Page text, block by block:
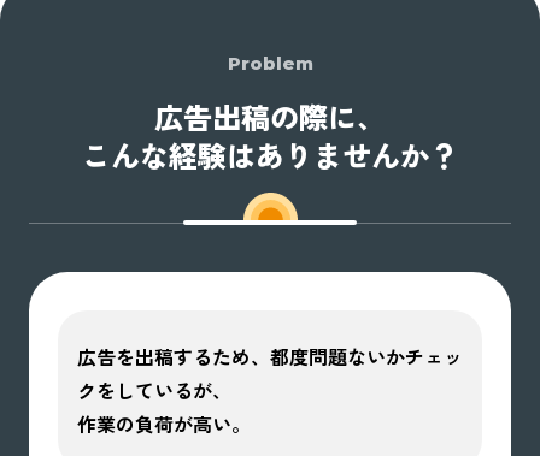
Problem
広告出稿の際に、
こんな経験はありませんか？
広告を出稿するため、都度問題ないかチェッ
クをしているが、
作業の負荷が高い。